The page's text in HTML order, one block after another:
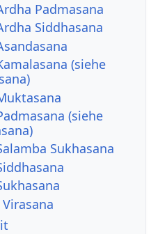
Padmasana
Siddhasana
(siehe
(siehe
Sukhasana